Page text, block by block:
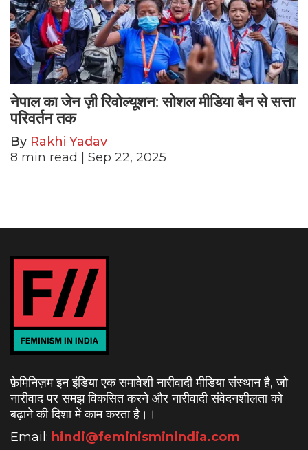
नेपाल का जेन ज़ी रिवोल्यूशन: सोशल मीडिया बैन से सत्ता
परिवर्तन तक
By Rakhi Yadav
8 min read | Sep 22, 2025
फ़ेमिनिज़म इन इंडिया एक समावेशी नारीवादी मीडिया संस्थान है, जो
नारीवाद पर समझ विकसित करने और नारीवादी संवेदनशीलता को
बढ़ाने की दिशा में काम करता है। ।
Email: hindi@feminisminindia.com